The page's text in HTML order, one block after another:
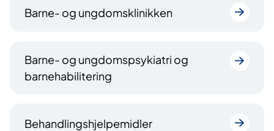
Barne- og ungdomsklinikken
Barne- og ungdomspsykiatri og
barnehabilitering
Behandlingshjelpemidler